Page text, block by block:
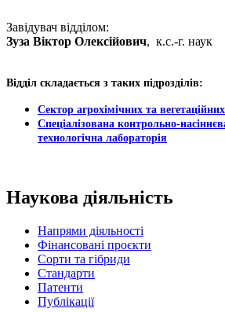
Завідувач відділом:
Зуза Віктор Олексійович, к.с.-г. наук
Відділ складається з таких підрозділів:
Сектор агрохімічних та
Спеціалізована контрольно-
технологічна лабораторія
Наукова діяльність
Напрями діяльності
Фінансовані проєкти
Сорти та гібриди
Стандарти
Патенти
Публікації